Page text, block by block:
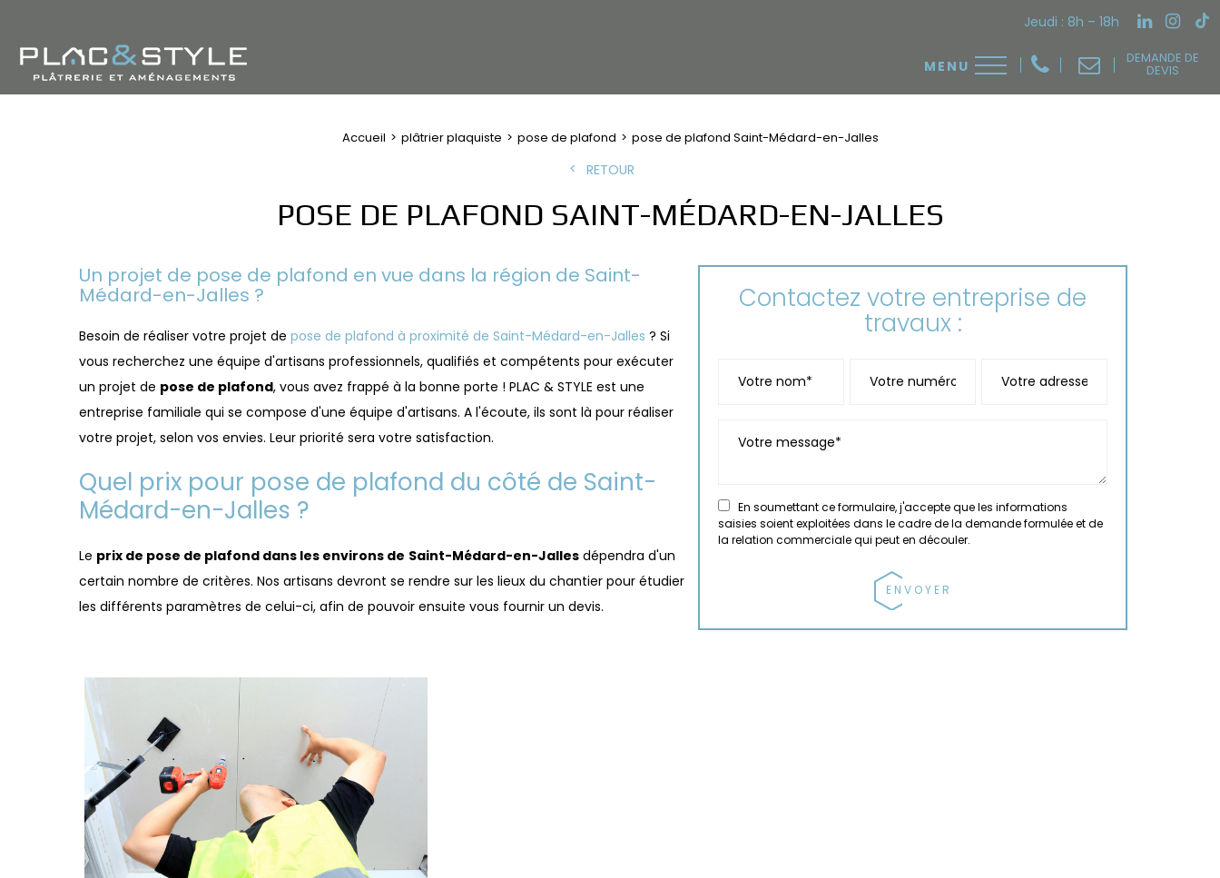
Jeudi : 8h – 18h
DEMANDE DE
DEVIS
Accueil plâtrier plaquiste pose de plafond pose de plafond Saint-Médard-en-Jalles
RETOUR
POSE DE PLAFOND SAINT-MÉDARD-EN-JALLES
Un projet de pose de plafond en vue dans la région de Saint-
Médard-en-Jalles ?
Besoin de réaliser votre projet de pose de plafond à proximité de Saint-Médard-en-Jalles ? Si
vous recherchez une équipe d'artisans professionnels, qualifiés et compétents pour exécuter
un projet de pose de plafond, vous avez frappé à la bonne porte ! PLAC & STYLE est une
entreprise familiale qui se compose d'une équipe d'artisans. A l'écoute, ils sont là pour réaliser
votre projet, selon vos envies. Leur priorité sera votre satisfaction.
Quel prix pour pose de plafond du côté de Saint-
Médard-en-Jalles ?
Le prix de pose de plafond dans les environs de Saint-Médard-en-Jalles dépendra d'un
certain nombre de critères. Nos artisans devront se rendre sur les lieux du chantier pour étudier
les différents paramètres de celui-ci, afin de pouvoir ensuite vous fournir un devis.
Contactez votre entreprise de
travaux :
En soumettant ce formulaire, j'accepte que les informations
saisies soient exploitées dans le cadre de la demande formulée et de
la relation commerciale qui peut en découler.